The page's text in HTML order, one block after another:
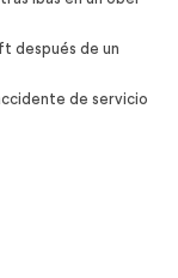
después de un
de servicio